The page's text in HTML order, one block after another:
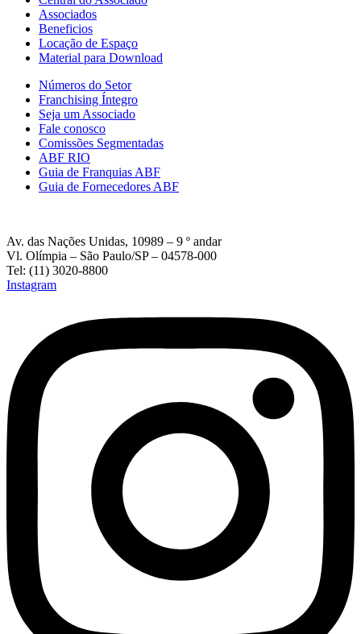
Associados
Beneficios
Locação de Espaço
Material para Download
Números do Setor
Franchising Íntegro
Seja um Associado
Fale conosco
Comissões Segmentadas
ABF RIO
Guia de Franquias ABF
Guia de Fornecedores ABF
Av. das Nações Unidas, 10989 – 9 º andar
Vl. Olímpia – São Paulo/SP – 04578-000
Tel: (11) 3020-8800
Instagram